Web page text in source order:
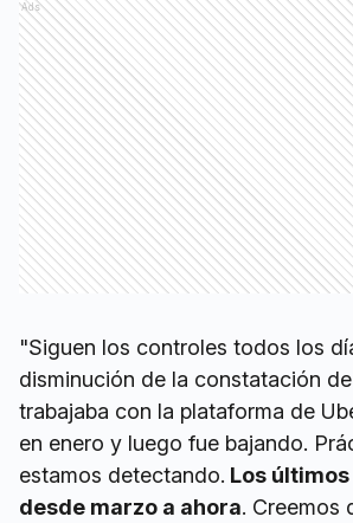
Ads
"Siguen los controles todos los
disminución de la constatación
trabajaba con la plataforma de
en enero y luego fue bajando.
estamos detectando. Los
desde marzo a ahora. Creemos